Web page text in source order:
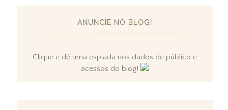
ANUNCIE NO BLOG!
Clique e dê uma espiada nos dados de público e
acessos do blog!